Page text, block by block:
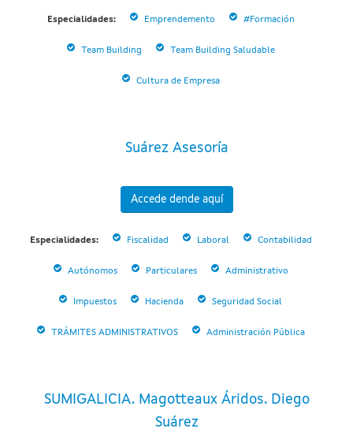
Especialidades: Emprendemento #Formación
Team Building Team Building Saludable
Cultura de Empresa
Suárez Asesoría
Accede dende aquí
Especialidades: Fiscalidad Laboral Contabilidad
Autónomos Particulares Administrativo
Impuestos Hacienda Seguridad Social
TRÁMITES ADMINISTRATIVOS Administración Pública
SUMIGALICIA. Magotteaux Áridos. Diego
Suárez